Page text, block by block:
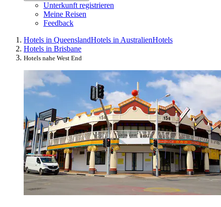
Unterkunft registrieren
Meine Reisen
Feedback
Hotels in QueenslandHotels in AustralienHotels
Hotels in Brisbane
Hotels nahe West End